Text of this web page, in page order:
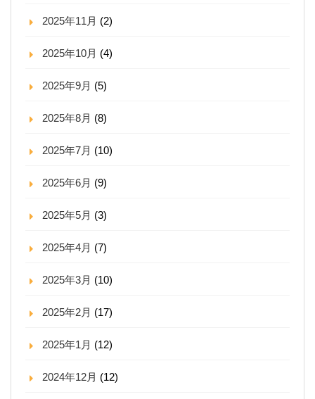
2025年11月 (2)
2025年10月 (4)
2025年9月 (5)
2025年8月 (8)
2025年7月 (10)
2025年6月 (9)
2025年5月 (3)
2025年4月 (7)
2025年3月 (10)
2025年2月 (17)
2025年1月 (12)
2024年12月 (12)